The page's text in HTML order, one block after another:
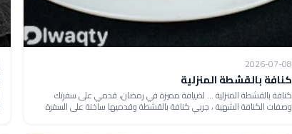
2026-07-08
كنافة بالقشطة المنزلية
كنافة بالقشطة المنزلية ... لضيافة مميزة في رمضان، قدمي على سفرتك
وصفات الكنافة الشهية ، جربي كنافة بالقشطة وقدميها ساخنة على السفرة